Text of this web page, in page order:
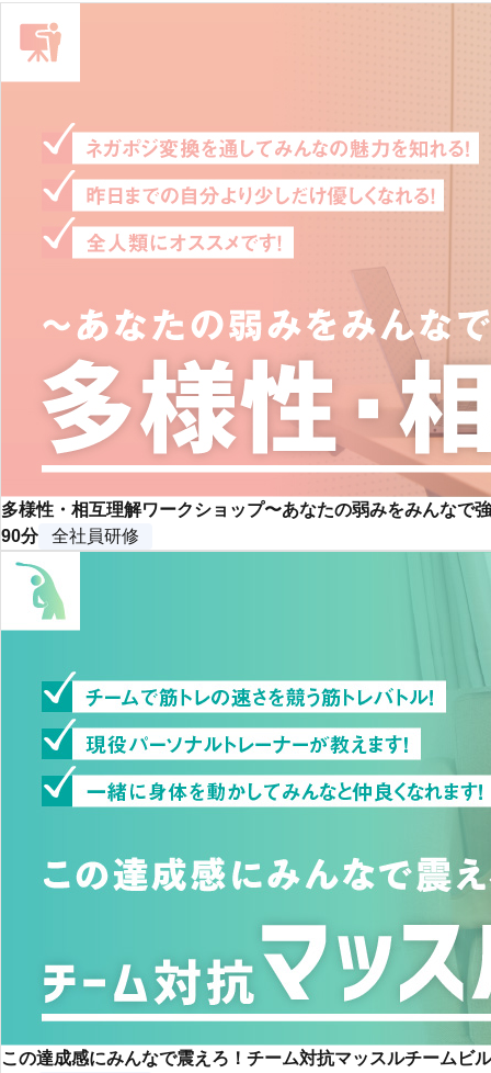
多様性・相互理解ワークショップ〜あなたの弱みをみんなで
90分
全社員研修
この達成感にみんなで震えろ！チーム対抗マッスルチームビ